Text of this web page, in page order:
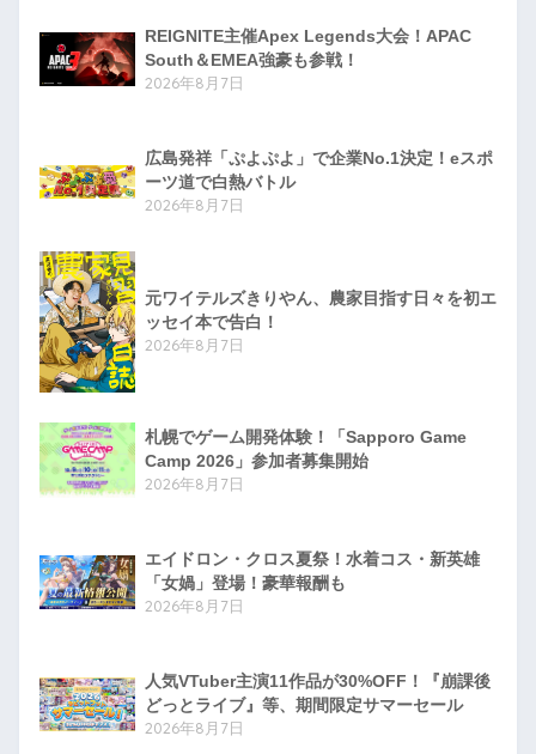
REIGNITE主催Apex Legends大会！APAC
South＆EMEA強豪も参戦！
2026年8月7日
広島発祥「ぷよぷよ」で企業No.1決定！eスポ
ーツ道で白熱バトル
2026年8月7日
元ワイテルズきりやん、農家目指す日々を初エ
ッセイ本で告白！
2026年8月7日
札幌でゲーム開発体験！「Sapporo Game
Camp 2026」参加者募集開始
2026年8月7日
エイドロン・クロス夏祭！水着コス・新英雄
「女媧」登場！豪華報酬も
2026年8月7日
人気VTuber主演11作品が30%OFF！『崩課後
どっとライブ』等、期間限定サマーセール
2026年8月7日